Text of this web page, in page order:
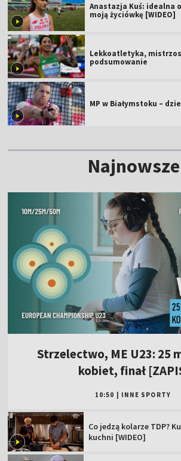
Anastazja Kuś: idealna
moją życiówkę [WIDEO]
Lekkoatletyka,
podsumowanie
MP w Białymstoku –
Najnowsze
Strzelectwo, ME U23: 25
kobiet, finał
10:50 INNE SPORTY
Co jedzą kolarze TDP?
kuchni [WIDEO]